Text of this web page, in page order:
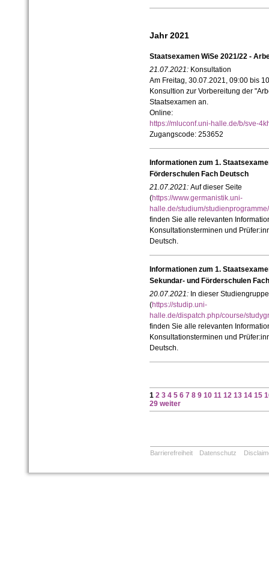
Jahr 2021
Staatsexamen WiSe 2021/22 -
21.07.2021: Konsultation
Am Freitag, 30.07.2021, 09:00 bis
Konsultion zur Vorbereitung der
Staatsexamen an.
Online:
https://mluconf.uni-halle.de/b/sve-
Zugangscode: 253652
Informationen zum 1.
Förderschulen Fach Deutsch
21.07.2021: Auf dieser Seite
(https://www.germanistik.uni-
halle.de/studium/
finden Sie alle relevanten
Konsultationsterminen und
Deutsch.
Informationen zum 1.
Sekundar- und Förderschulen
20.07.2021: In dieser Studiengruppe
(https://studip.uni-
halle.de/dispatch.php/course/
finden Sie alle relevanten
Konsultationsterminen und
Deutsch.
1 2 3 4 5 6 7 8 9 10 11 12 13 14 15
29 weiter
Barrierefreiheit Datenschutz